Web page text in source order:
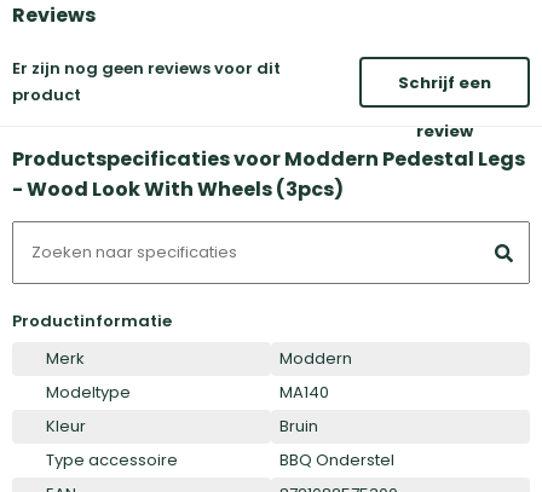
Reviews
Er zijn nog geen reviews voor dit
product
Schrijf een
review
Productspecificaties voor Moddern Pedestal Legs
- Wood Look With Wheels (3pcs)
Productinformatie
Merk
Moddern
Modeltype
MA140
Kleur
Bruin
Type accessoire
BBQ Onderstel